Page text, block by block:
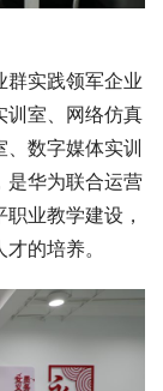
群实践领军企业
训室、网络仿真
数字媒体实训
是华为联合运营
业教学建设，
的培养。